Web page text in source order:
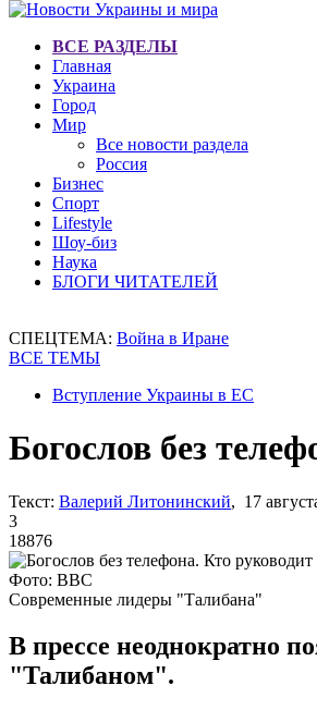
ВСЕ РАЗДЕЛЫ
Главная
Украина
Город
Мир
Все новости раздела
Россия
Бизнес
Спорт
Lifestyle
Шоу-биз
Наука
БЛОГИ ЧИТАТЕЛЕЙ
СПЕЦТЕМА: Война в Иране
ВСЕ ТЕМЫ
Вступление Украины в ЕС
Богослов без
Текст: Валерий Литонинский, 17
3
18876
Фото: BBC
Современные лидеры "Талибана"
В прессе неоднократно
"Талибаном".